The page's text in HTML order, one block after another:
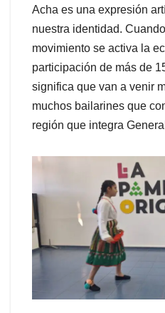
Acha es una expresión
nuestra identidad.
movimiento se activa la
participación de más de
significa que van a venir
muchos bailarines que
región que integra